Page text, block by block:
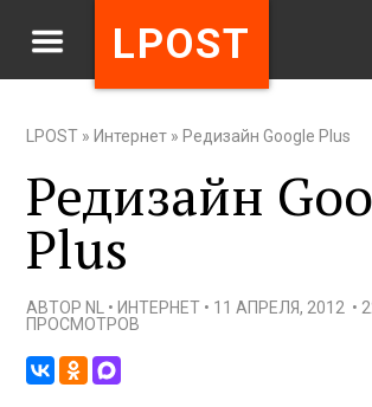
LPOST
LPOST » Интернет » Редизайн Google Plus
Редизайн
Plus
АВТОР NL • ИНТЕРНЕТ • 11 АПРЕЛЯ, 2012 •
ПРОСМОТРОВ